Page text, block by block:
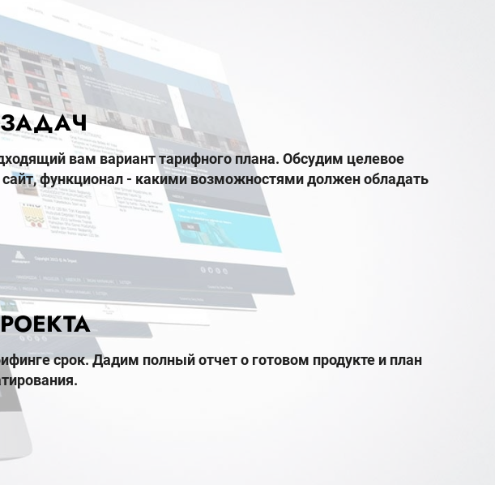
вам вариант тарифного плана. Обсудим целевое
функционал - какими возможностями должен обладать
срок. Дадим полный отчет о готовом продукте и план